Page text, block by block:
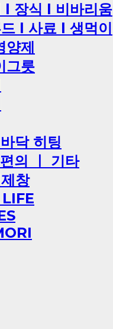
l 장식 l 비바리움
l 사료 l 생먹이
양제
그릇
닥 히팅
의 ㅣ 기타
창